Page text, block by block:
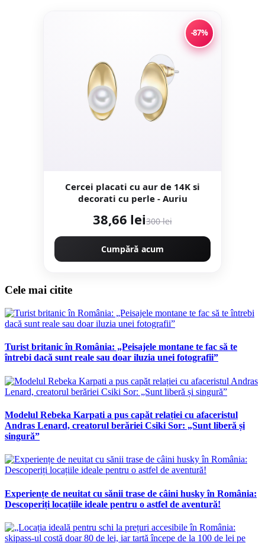
-87%
Cercei placati cu aur de 14K si
decorati cu perle - Auriu
38,66 lei300 lei
Cumpără acum
Cele mai citite
Turist britanic în România: „Peisajele montane te fac să te
întrebi dacă sunt reale sau doar iluzia unei fotografii”
Modelul Rebeka Karpati a pus capăt relației cu afaceristul
Andras Lenard, creatorul berăriei Csiki Sor: „Sunt liberă și
singură”
Experiențe de neuitat cu sănii trase de câini husky în România:
Descoperiți locațiile ideale pentru o astfel de aventură!